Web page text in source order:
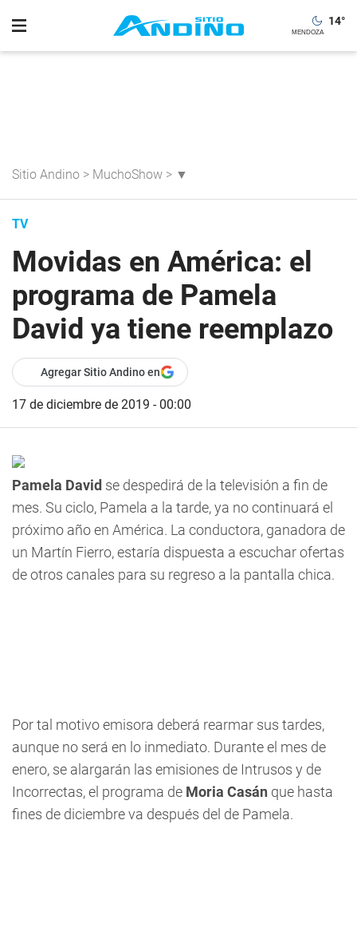
14°
Sitio Andino > MuchoShow > ▼
TV
Movidas en América: el
programa de Pamela
David ya tiene reemplazo
Agregar Sitio Andino en
17 de diciembre de 2019 - 00:00
Pamela David se despedirá de la televisión a fin de
mes. Su ciclo, Pamela a la tarde, ya no continuará el
próximo año en América. La conductora, ganadora de
un Martín Fierro, estaría dispuesta a escuchar ofertas
de otros canales para su regreso a la pantalla chica.
Por tal motivo emisora deberá rearmar sus tardes,
aunque no será en lo inmediato. Durante el mes de
enero, se alargarán las emisiones de Intrusos y de
Incorrectas, el programa de Moria Casán que hasta
fines de diciembre va después del de Pamela.